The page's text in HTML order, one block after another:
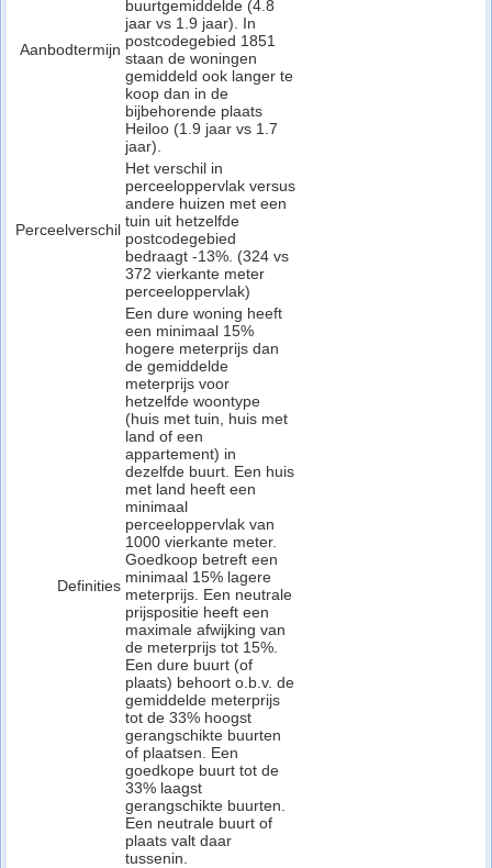
Aanbodtermijn
buurtgemiddelde (4.8
jaar vs 1.9 jaar). In
postcodegebied 1851
staan de woningen
gemiddeld ook langer te
koop dan in de
bijbehorende plaats
Heiloo (1.9 jaar vs 1.7
jaar).
Perceelverschil
Het verschil in
perceeloppervlak versus
andere huizen met een
tuin uit hetzelfde
postcodegebied
bedraagt -13%. (324 vs
372 vierkante meter
perceeloppervlak)
Definities
Een dure woning heeft
een minimaal 15%
hogere meterprijs dan
de gemiddelde
meterprijs voor
hetzelfde woontype
(huis met tuin, huis met
land of een
appartement) in
dezelfde buurt. Een huis
met land heeft een
minimaal
perceeloppervlak van
1000 vierkante meter.
Goedkoop betreft een
minimaal 15% lagere
meterprijs. Een neutrale
prijspositie heeft een
maximale afwijking van
de meterprijs tot 15%.
Een dure buurt (of
plaats) behoort o.b.v. de
gemiddelde meterprijs
tot de 33% hoogst
gerangschikte buurten
of plaatsen. Een
goedkope buurt tot de
33% laagst
gerangschikte buurten.
Een neutrale buurt of
plaats valt daar
tussenin.